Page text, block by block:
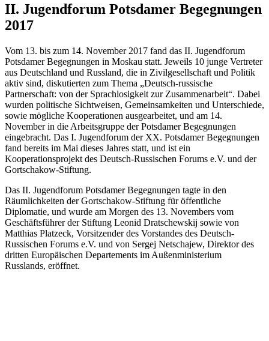
II. Jugendforum Potsdamer Begegnungen
2017
Vom 13. bis zum 14. November 2017 fand das II. Jugendforum
Potsdamer Begegnungen in Moskau statt. Jeweils 10 junge Vertreter
aus Deutschland und Russland, die in Zivilgesellschaft und Politik
aktiv sind, diskutierten zum Thema „Deutsch-russische
Partnerschaft: von der Sprachlosigkeit zur Zusammenarbeit“. Dabei
wurden politische Sichtweisen, Gemeinsamkeiten und Unterschiede,
sowie mögliche Kooperationen ausgearbeitet, und am 14.
November in die Arbeitsgruppe der Potsdamer Begegnungen
eingebracht. Das I. Jugendforum der XX. Potsdamer Begegnungen
fand bereits im Mai dieses Jahres statt, und ist ein
Kooperationsprojekt des Deutsch-Russischen Forums e.V. und der
Gortschakow-Stiftung.
Das II. Jugendforum Potsdamer Begegnungen tagte in den
Räumlichkeiten der Gortschakow-Stiftung für öffentliche
Diplomatie, und wurde am Morgen des 13. Novembers vom
Geschäftsführer der Stiftung Leonid Dratschewskij sowie von
Matthias Platzeck, Vorsitzender des Vorstandes des Deutsch-
Russischen Forums e.V. und von Sergej Netschajew, Direktor des
dritten Europäischen Departements im Außenministerium
Russlands, eröffnet.